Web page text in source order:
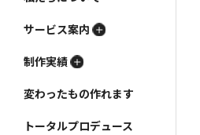
サービス案内
制作実績
変わったもの作れます
トータルプロデュース